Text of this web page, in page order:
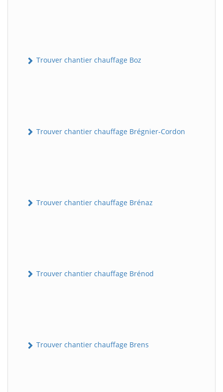
Trouver chantier chauffage Boz
Trouver chantier chauffage Brégnier-Cordon
Trouver chantier chauffage Brénaz
Trouver chantier chauffage Brénod
Trouver chantier chauffage Brens